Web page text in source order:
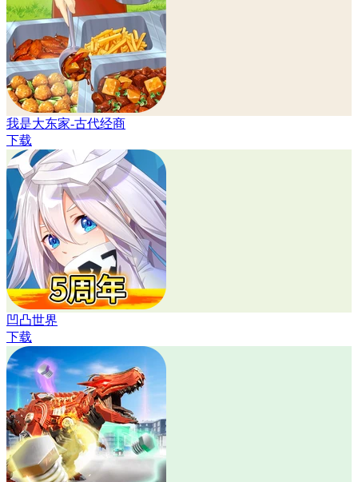
我是大东家-古代经商
下载
凹凸世界
下载